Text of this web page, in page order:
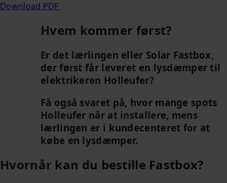
Download PDF
Hvem kommer først?
Er det lærlingen eller Solar Fastbox,
der først får leveret en lysdæmper til
elektrikeren Holleufer?
Få også svaret på, hvor mange spots
Holleufer når at installere, mens
lærlingen er i kundecenteret for at
købe en lysdæmper.
Hvornår kan du bestille Fastbox?